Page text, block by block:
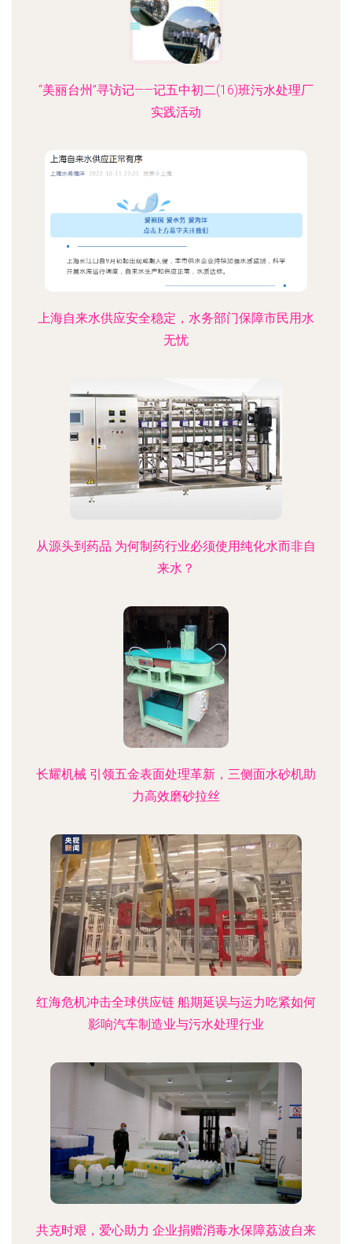
“美丽台州”寻访记——记五中初二(16)班污水处理厂
实践活动
上海自来水供应安全稳定，水务部门保障市民用水
无忧
从源头到药品 为何制药行业必须使用纯化水而非自
来水？
长耀机械 引领五金表面处理革新，三侧面水砂机助
力高效磨砂拉丝
红海危机冲击全球供应链 船期延误与运力吃紧如何
影响汽车制造业与污水处理行业
共克时艰，爱心助力 企业捐赠消毒水保障荔波自来